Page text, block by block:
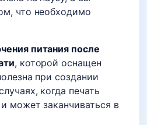
что необходимо
питания после
, которой оснащен
при создании
когда печать
может заканчиваться в